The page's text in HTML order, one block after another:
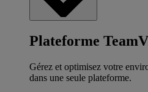
Plateforme
Gérez et optimisez votre
dans une seule plateforme.